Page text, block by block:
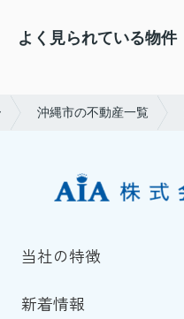
よく見られている物件
沖縄市の不動産一覧
当社の特徴
新着情報